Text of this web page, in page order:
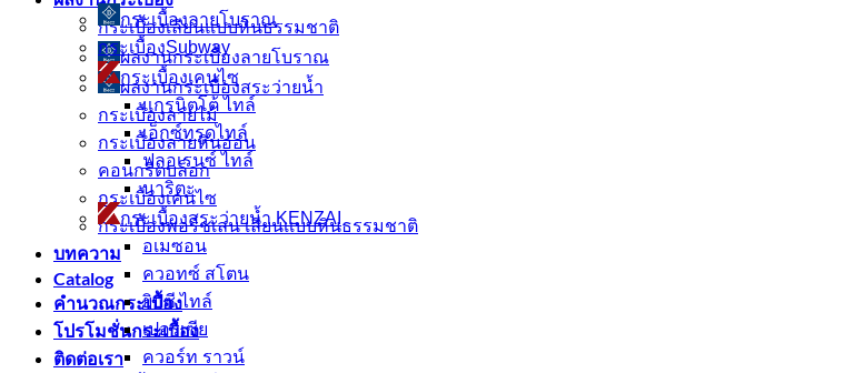
กระเบื้องเลียนแบบหินธรรมชาติ
ผลงานกระเบื้องลายโบราณ
ผลงานกระเบื้องสระว่ายนํ้า
กระเบื้องลายไม้
กระเบื้องลายหินอ่อน
คอนกรีตบล็อก
กระเบื้องเคนไซ
กระเบื้องพอร์ชเลน เลียนเเบบหินธรรมชาติ
บทความ
Catalog
คำนวณกระเบื้อง
โปรโมชั่นกระเบื้อง
ติดต่อเรา
กระเบื้องลายโบราณ
กระเบื้องSubway
กระเบื้องเคนไซ
แกรนิตโต้ ไทล์
เอ็กซ์ทรูดไทล์
ฟลอเรนซ์ ไทล์
นาริตะ
กระเบื้องสระว่ายน้ำ KENZAI
อเมซอน
ควอทซ์ สโตน
ยิปซี ไทล์
เปอร์เซีย
ควอร์ท ราวน์